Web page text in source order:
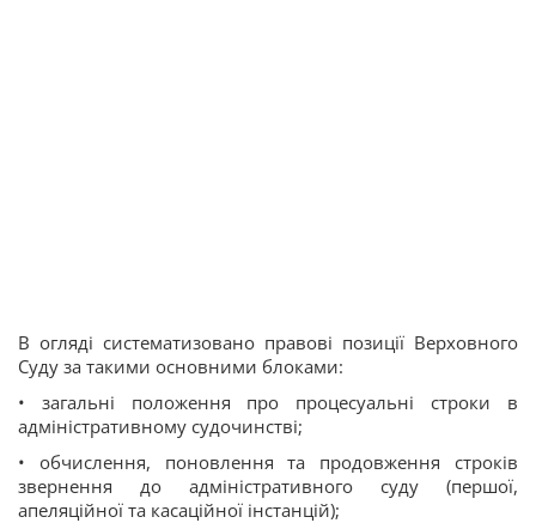
В огляді систематизовано правові позиції Верховного
Суду за такими основними блоками:
• загальні положення про процесуальні строки в
адміністративному судочинстві;
• обчислення, поновлення та продовження строків
звернення до адміністративного суду (першої,
апеляційної та касаційної інстанцій);